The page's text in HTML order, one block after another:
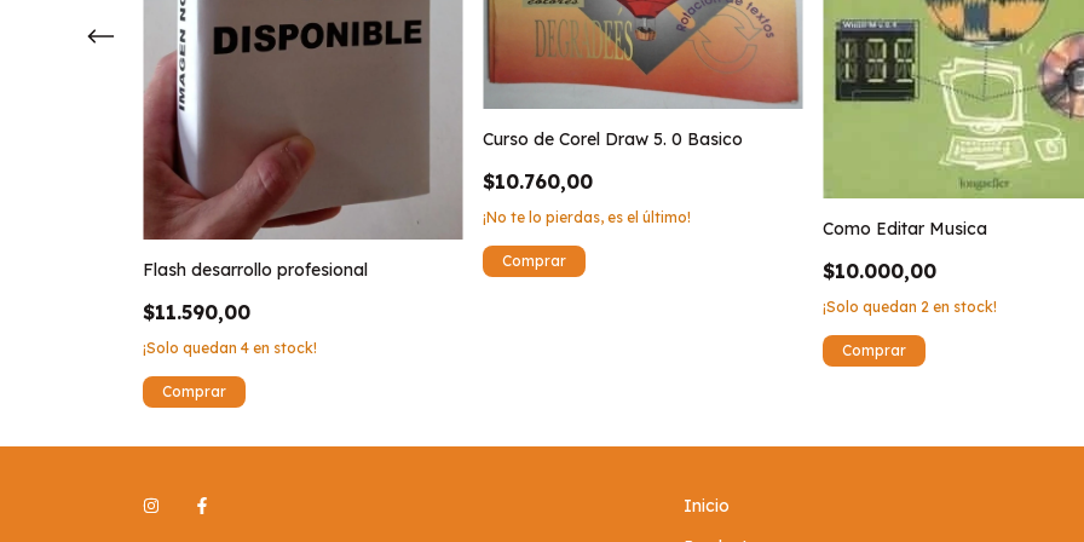
Flash desarrollo profesional
$11.590,00
¡Solo quedan 4 en stock!
Curso de Corel Draw 5. 0 Basico
$10.760,00
¡No te lo pierdas, es el último!
Como Editar Musica
$10.000,00
¡Solo quedan 2 en stock!
Inicio